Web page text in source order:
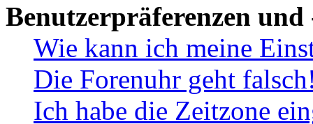
Benutzerpräferenzen und
Wie kann ich meine
Die Forenuhr geht
Ich habe die Zeitzone